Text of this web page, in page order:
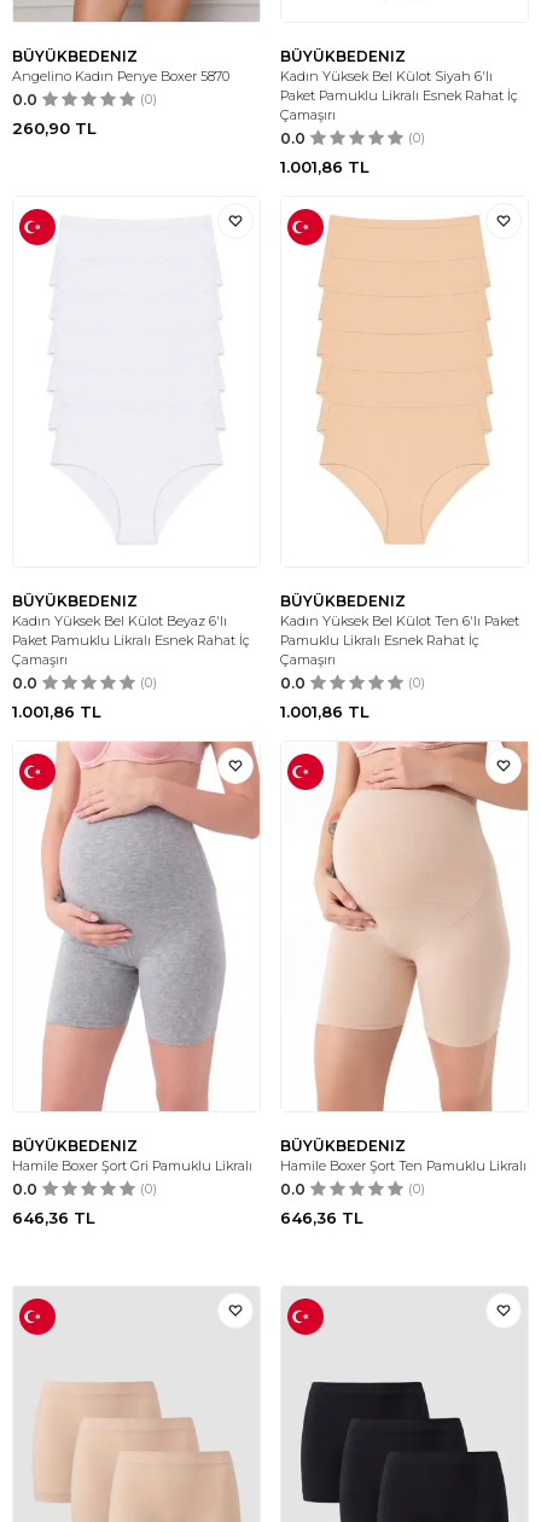
BÜYÜKBEDENIZ
Angelino Kadın Penye Boxer 5870
0.0 (0)
260,90 TL
BÜYÜKBEDENIZ
Kadın Yüksek Bel Külot Siyah 6'lı
Paket Pamuklu Likralı Esnek Rahat İç
Çamaşırı
0.0 (0)
1.001,86 TL
BÜYÜKBEDENIZ
Kadın Yüksek Bel Külot Beyaz 6'lı
Paket Pamuklu Likralı Esnek Rahat İç
Çamaşırı
0.0 (0)
1.001,86 TL
BÜYÜKBEDENIZ
Kadın Yüksek Bel Külot Ten 6'lı Paket
Pamuklu Likralı Esnek Rahat İç
Çamaşırı
0.0 (0)
1.001,86 TL
BÜYÜKBEDENIZ
Hamile Boxer Şort Gri Pamuklu Likralı
0.0 (0)
646,36 TL
BÜYÜKBEDENIZ
Hamile Boxer Şort Ten Pamuklu Likralı
0.0 (0)
646,36 TL